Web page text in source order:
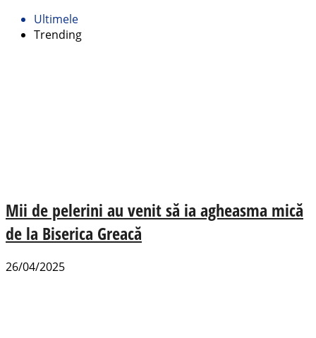
Ultimele
Trending
Mii de pelerini au venit să ia agheasma mică
de la Biserica Greacă
26/04/2025